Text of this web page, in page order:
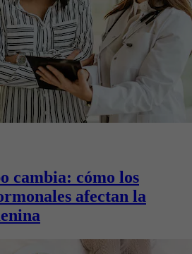
cambia: cómo los
afectan la